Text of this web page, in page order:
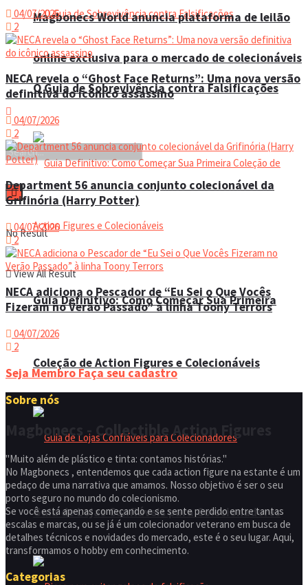
O Guia de Sobrevivência contra Falsificações
Guia Definitivo: Como Começar Sua Primeira
Coleção de Action Figures e Colecionáveis
Guia de Lojas Confiáveis para Colecionadores
Magbonecs World anuncia plataforma de leilão
online exclusiva para o mercado de colecionáveis
No Result
View All Result
04/07/2026
2
NECA revela o “Ghost Face Returns”: Uma nova versão
definitiva do icônico assassino
04/07/2026
2
Department 56 anuncia conjunto colecionável da
Grifinória (Harry Potter)
04/07/2026
2
NECA adiciona o Pescador de “Eu Sei o Que Vocês
Fizeram no Verão Passado” à linha Toony Terrors
04/07/2026
2
Seja MembroFaça seu cadastro
Sobre nós
Magbonecs - Collectible Action Figures
"Muito além de plástico e tinta: contamos histórias."
No Magbonecs , entendemos que cada action figure na estante é um
pedaço de uma narrativa que amamos. Nosso objetivo é ser o seu
porto seguro no mundo do colecionismo.
Se você está apenas começando e se sente perdido entre tantas
escalas e marcas, ou se já é um colecionador veterano em busca de
detalhes técnicos e novidades do mercado, este é o seu lugar. Aqui,
transformamos o hobby em conhecimento.
Categorias